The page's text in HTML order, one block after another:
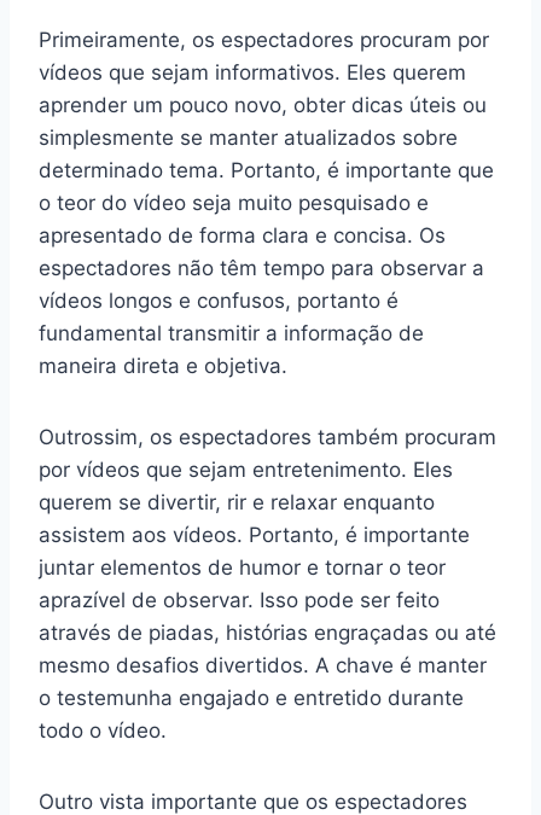
Primeiramente, os espectadores procuram por
vídeos que sejam informativos. Eles querem
aprender um pouco novo, obter dicas úteis ou
simplesmente se manter atualizados sobre
determinado tema. Portanto, é importante que
o teor do vídeo seja muito pesquisado e
apresentado de forma clara e concisa. Os
espectadores não têm tempo para observar a
vídeos longos e confusos, portanto é
fundamental transmitir a informação de
maneira direta e objetiva.
Outrossim, os espectadores também procuram
por vídeos que sejam entretenimento. Eles
querem se divertir, rir e relaxar enquanto
assistem aos vídeos. Portanto, é importante
juntar elementos de humor e tornar o teor
aprazível de observar. Isso pode ser feito
através de piadas, histórias engraçadas ou até
mesmo desafios divertidos. A chave é manter
o testemunha engajado e entretido durante
todo o vídeo.
Outro vista importante que os espectadores